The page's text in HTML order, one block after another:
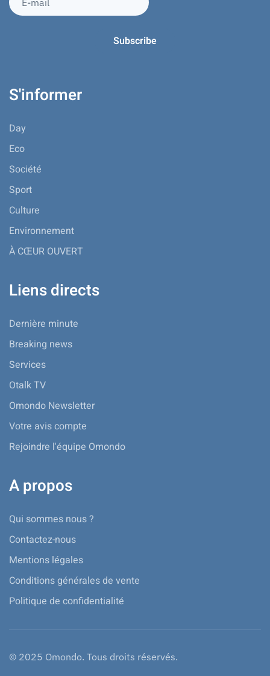
S'informer
Day
Eco
Société
Sport
Culture
Environnement
À CŒUR OUVERT
Liens directs
Dernière minute
Breaking news
Services
Otalk TV
Omondo Newsletter
Votre avis compte
Rejoindre l'équipe Omondo
A propos
Qui sommes nous ?
Contactez-nous
Mentions légales
Conditions générales de vente
Politique de confidentialité
© 2025 Omondo. Tous droits réservés.